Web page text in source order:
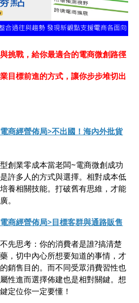
挑戰，給你最適合的電商微創路徑
目標前進的方式，讓你步步堆切出
商經營佈局>不出國！海內外批貨
創業零成本當老闆~電商微創成功
許多人的方式與選擇。相對成本低
養相關技能。打破舊有思維，才能
。
商經營佈局>目標客群與通路販售
先思考：你的消費者是誰?搞清楚
，切中內心所想要知道的事情，才
銷售目的。而不同受眾消費習性也
性進而選擇佈建也是相對關鍵。想
定位你一定要懂！